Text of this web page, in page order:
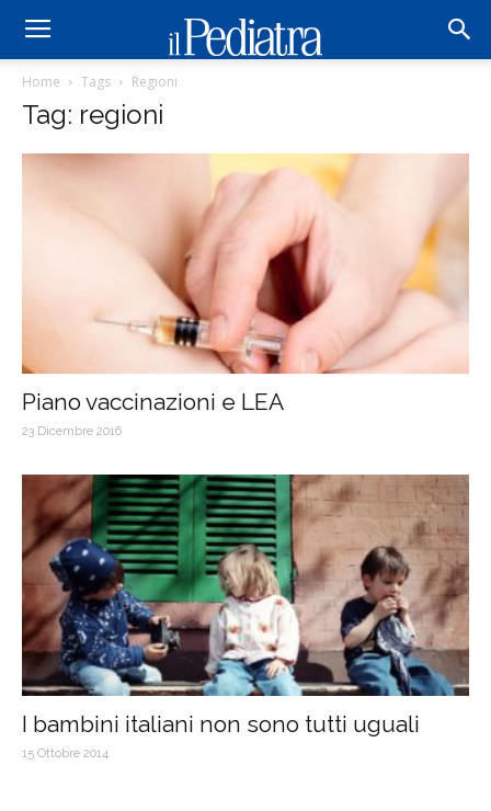
Home Tags Regioni
Tag: regioni
Piano vaccinazioni e LEA
23 Dicembre 2016
I bambini italiani non sono tutti uguali
15 Ottobre 2014